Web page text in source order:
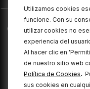
Utilizamos cookies
funcione. Con su
utilizar cookies no
experiencia del
Al hacer clic en
de nuestro sitio web
Política de Cookies.
sus cookies en